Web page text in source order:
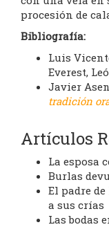
procesión de
Bibliografía:
Luis
Everest,
Javier
tradición
Artículos
La esposa
Burlas
El padre
a sus crías
Las bodas